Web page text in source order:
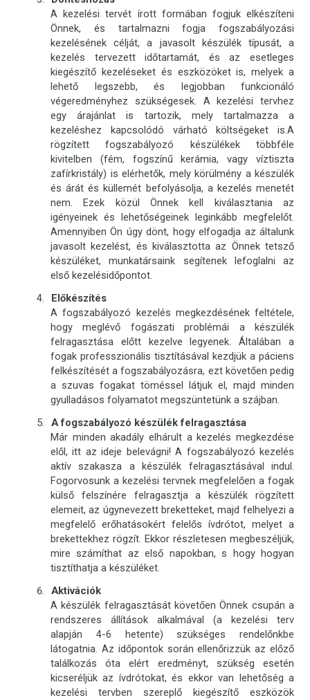
A kezelési tervét írott formában fogjuk elkészíteni
Önnek, és tartalmazni fogja fogszabályozási
kezelésének célját, a javasolt készülék típusát, a
kezelés tervezett időtartamát, és az esetleges
kiegészítő kezeléseket és eszközöket is, melyek a
lehető legszebb, és legjobban funkcionáló
végeredményhez szükségesek. A kezelési tervhez
egy árajánlat is tartozik, mely tartalmazza a
kezeléshez kapcsolódó várható költségeket is.A
rögzített fogszabályozó készülékek többféle
kivitelben (fém, fogszínű kerámia, vagy víztiszta
zafírkristály) is elérhetők, mely körülmény a készülék
és árát és küllemét befolyásolja, a kezelés menetét
nem. Ezek közül Önnek kell kiválasztania az
igényeinek és lehetőségeinek leginkább megfelelőt.
Amennyiben Ön úgy dönt, hogy elfogadja az általunk
javasolt kezelést, és kiválasztotta az Önnek tetsző
készüléket, munkatársaink segítenek lefoglalni az
első kezelésidőpontot.
Előkészítés
A fogszabályozó kezelés megkezdésének feltétele,
hogy meglévő fogászati problémái a készülék
felragasztása előtt kezelve legyenek. Általában a
fogak professzionális tisztításával kezdjük a páciens
felkészítését a fogszabályozásra, ezt követően pedig
a szuvas fogakat töméssel látjuk el, majd minden
gyulladásos folyamatot megszüntetünk a szájban.
A fogszabályozó készülék felragasztása
Már minden akadály elhárult a kezelés megkezdése
elől, itt az ideje belevágni! A fogszabályozó kezelés
aktív szakasza a készülék felragasztásával indul.
Fogorvosunk a kezelési tervnek megfelelően a fogak
külső felszínére felragasztja a készülék rögzített
elemeit, az úgynevezett breketteket, majd felhelyezi a
megfelelő erőhatásokért felelős ívdrótot, melyet a
brekettekhez rögzít. Ekkor részletesen megbeszéljük,
mire számíthat az első napokban, s hogy hogyan
tisztíthatja a készüléket.
Aktivációk
A készülék felragasztását követően Önnek csupán a
rendszeres állítások alkalmával (a kezelési terv
alapján 4-6 hetente) szükséges rendelőnkbe
látogatnia. Az időpontok során ellenőrizzük az előző
találkozás óta elért eredményt, szükség esetén
kicseréljük az ívdrótokat, és ekkor van lehetőség a
kezelési tervben szereplő kiegészítő eszközök